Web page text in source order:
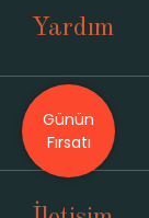
Yardım
Üyelik
Günün
Fırsatı